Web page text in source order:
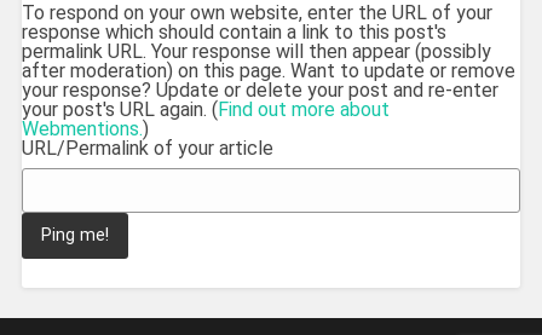
To respond on your own website, enter the URL of your
response which should contain a link to this post's
permalink URL. Your response will then appear (possibly
after moderation) on this page. Want to update or remove
your response? Update or delete your post and re-enter
your post's URL again. ( Find out more about
Webmentions.)
URL/Permalink of your article